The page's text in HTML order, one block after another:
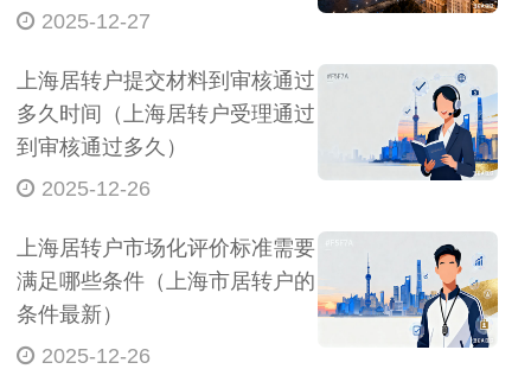
2025-12-27
上海居转户提交材料到审核通过
多久时间（上海居转户受理通过
到审核通过多久）
2025-12-26
上海居转户市场化评价标准需要
满足哪些条件（上海市居转户的
条件最新）
2025-12-26